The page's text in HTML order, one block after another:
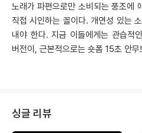
노래가 파편으로만 소비되는 풍조에
직접 시인하는 꼴이다. 개연성 있는
내야 한다. 지금 이들에게는 관습적
버전이, 근본적으로는 숏폼 15초 안
싱글 리뷰